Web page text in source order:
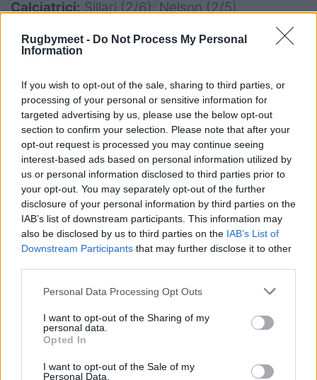
Rugbymeet - Do Not Process My Personal
Information
If you wish to opt-out of the sale, sharing to third parties, or
processing of your personal or sensitive information for
targeted advertising by us, please use the below opt-out
section to confirm your selection. Please note that after your
opt-out request is processed you may continue seeing
interest-based ads based on personal information utilized by
us or personal information disclosed to third parties prior to
your opt-out. You may separately opt-out of the further
disclosure of your personal information by third parties on the
IAB’s list of downstream participants. This information may
also be disclosed by us to third parties on the IAB’s List of
Downstream Participants that may further disclose it to other
Personal Data Processing Opt Outs
I want to opt-out of the Sharing of my
personal data.
Opted In
I want to opt-out of the Sale of my
Personal Data.
Calciatrici:Sillari (2/6); Nelson (2/5)
Note:serata fresca